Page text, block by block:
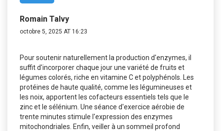
Romain Talvy
octobre 5, 2025 AT 16:23
Pour soutenir naturellement la production d'enzymes, il
suffit d'incorporer chaque jour une variété de fruits et
légumes colorés, riche en vitamine C et polyphénols. Les
protéines de haute qualité, comme les légumineuses et
les noix, apportent les cofacteurs essentiels tels que le
zinc et le sélénium. Une séance d'exercice aérobie de
trente minutes stimule l'expression des enzymes
mitochondriales. Enfin, veiller à un sommeil profond